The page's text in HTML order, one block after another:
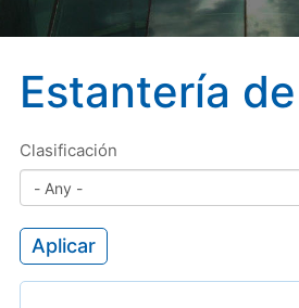
Estantería
Clasificación
Aplicar